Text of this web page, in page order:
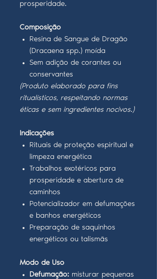
prosperidade.
Composição
Resina de Sangue de Dragão
(Dracaena spp.) moída
Sem adição de corantes ou
conservantes
(Produto elaborado para fins
ritualísticos, respeitando normas
éticas e sem ingredientes nocivos.)
Indicações
Rituais de proteção espiritual e
limpeza energética
Trabalhos exotéricos para
prosperidade e abertura de
caminhos
Potencializador em defumações
e banhos energéticos
Preparação de saquinhos
energéticos ou talismãs
Modo de Uso
Defumação: misturar pequenas